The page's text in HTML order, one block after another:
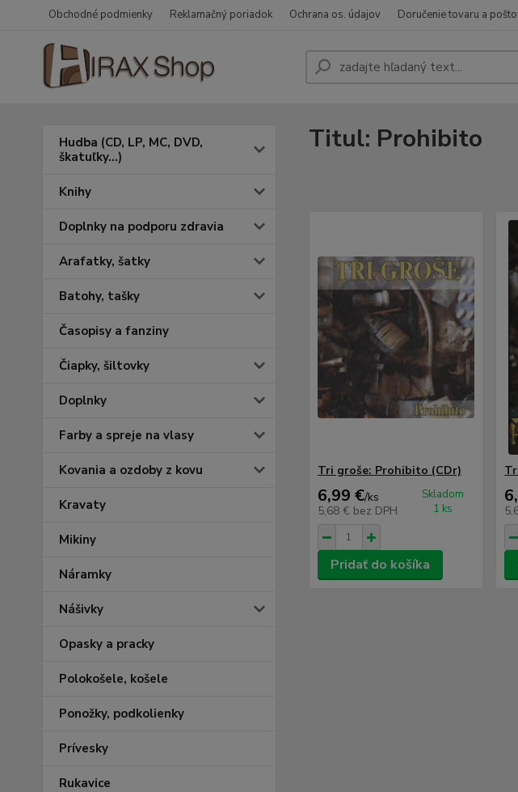
Obchodné podmienky Reklamačný poriadok Ochrana os. údajov Doručenie tovaru a
Hudba (CD, LP, MC, DVD,
škatuľky...)
Knihy
Doplnky na podporu zdravia
Arafatky, šatky
Batohy, tašky
Časopisy a fanziny
Čiapky, šiltovky
Doplnky
Farby a spreje na vlasy
Kovania a ozdoby z kovu
Kravaty
Mikiny
Náramky
Nášivky
Opasky a pracky
Polokošele, košele
Ponožky, podkolienky
Prívesky
Rukavice
Titul: Prohibito
Tri groše: Prohibito (CDr)
6,99 €/ks
5,68 € bez DPH
Skladom
1 ks
Pridať do košíka